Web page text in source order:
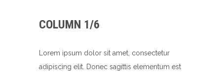
COLUMN 1/6
Lorem ipsum dolor sit amet, consectetur
adipiscing elit. Donec sagittis elementum est